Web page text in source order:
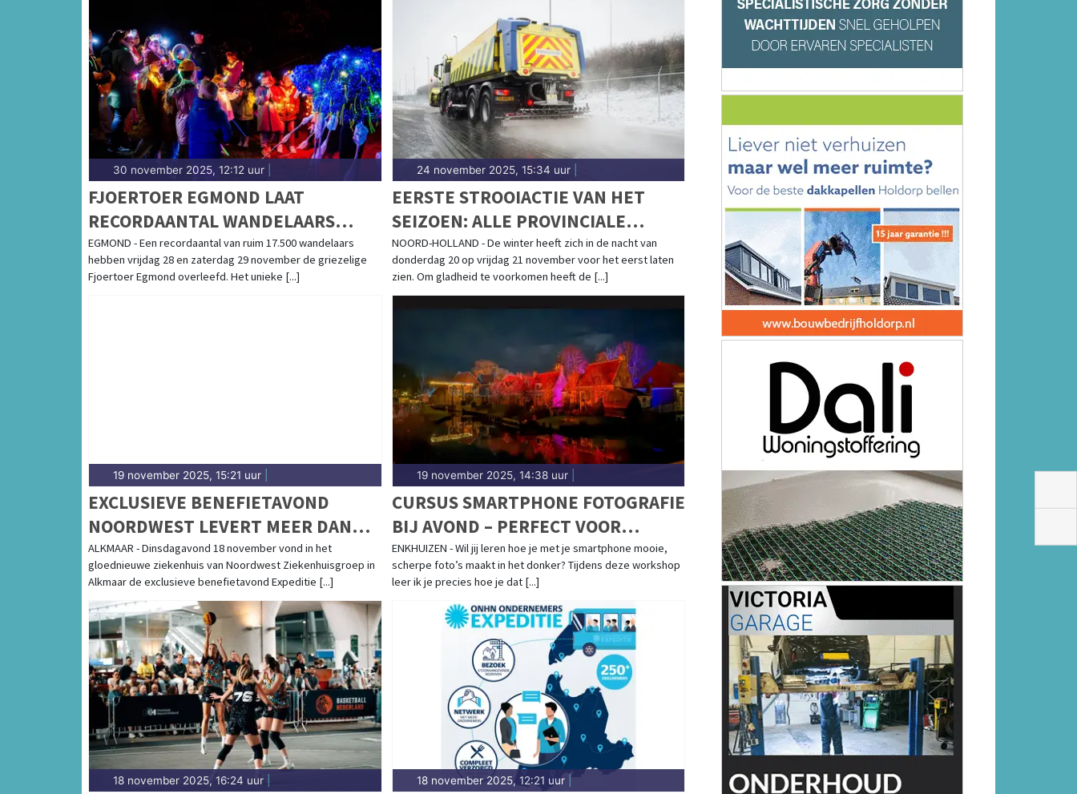
30 november 2025, 12:12 uur
FJOERTOER EGMOND LAAT
RECORDAANTAL WANDELAARS
GRIEZELEN MET SPECTACULAIRE
LICHTACTS
EGMOND - Een recordaantal van ruim 17.500 wandelaars
hebben vrijdag 28 en zaterdag 29 november de griezelige
Fjoertoer Egmond overleefd. Het unieke [...]
24 november 2025, 15:34 uur|
EERSTE STROOIACTIE VAN HET
SEIZOEN: ALLE PROVINCIALE
WEGEN ZIJN GESTROOID
NOORD-HOLLAND - De winter heeft zich in de nacht van
donderdag 20 op vrijdag 21 november voor het eerst laten
zien. Om gladheid te voorkomen heeft de [...]
19 november 2025, 15:21 uur
EXCLUSIEVE BENEFIETAVOND
NOORDWEST LEVERT MEER DAN
€236.000,- OP
ALKMAAR - Dinsdagavond 18 november vond in het
gloednieuwe ziekenhuis van Noordwest Ziekenhuisgroep in
Alkmaar de exclusieve benefietavond Expeditie [...]
19 november 2025, 14:38 uur|
CURSUS SMARTPHONE FOTOGRAFIE
BIJ AVOND – PERFECT VOOR
ZUIDERZEELICHT!
ENKHUIZEN - Wil jij leren hoe je met je smartphone mooie,
scherpe foto’s maakt in het donker? Tijdens deze workshop
leer ik je precies hoe je dat [...]
18 november 2025, 16:24 uur 18 november 2025, 12:21 uur|